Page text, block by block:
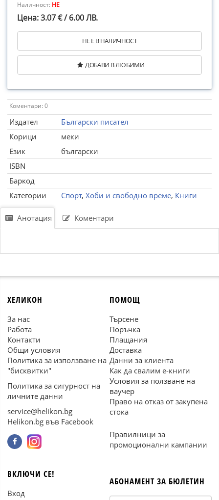
Наличност: НЕ
Цена: 3.07 € / 6.00 ЛВ.
НЕ Е В НАЛИЧНОСТ
ДОБАВИ В ЛЮБИМИ
Коментари: 0
Издател
Български писател
Корици
меки
Език
български
ISBN
Баркод
Категории
Спорт, Хоби и свободно време, Книги
Анотация Коментари
ХЕЛИКОН
За нас
Работа
Контакти
Общи условия
Политика за използване на
"бисквитки"
Политика за сигурност на
личните данни
service@helikon.bg
Helikon.bg във Facebook
ПОМОЩ
Търсене
Поръчка
Плащания
Доставка
Данни за клиента
Как да свалим е-книги
Условия за ползване на
ваучер
Право на отказ от закупена
стока
Правилници за
промоционални кампании
ВКЛЮЧИ СЕ!
Вход
АБОНАМЕНТ ЗА БЮЛЕТИН